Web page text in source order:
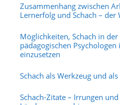
Zusammenhang zwischen
Lernerfolg und Schach –
Möglichkeiten, Schach in
pädagogischen
einzusetzen
Schach als Werkzeug und
Schach-Zitate – Irrungen